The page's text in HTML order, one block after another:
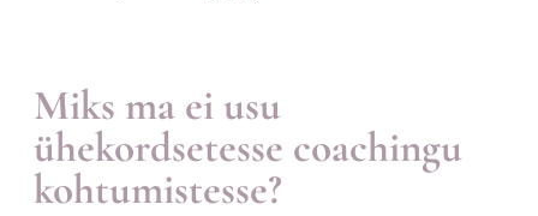
Miks ma ei usu
ühekordsetesse coachingu
kohtumistesse?